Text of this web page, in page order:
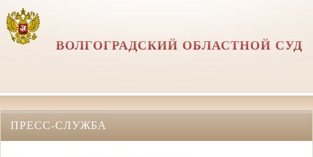
ВОЛГОГРАДСКИЙ ОБЛАСТНОЙ СУД
ПРЕСС-СЛУЖБА